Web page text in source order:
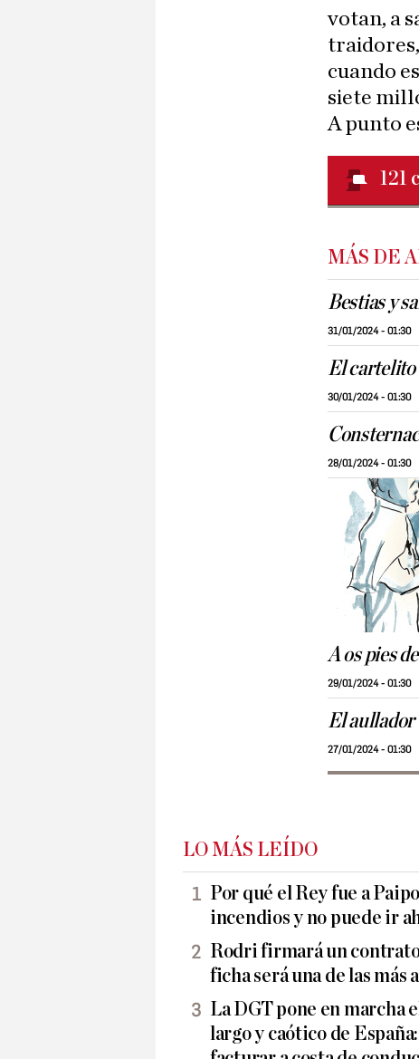
votan, a
cuando
siete
A punto
121
MÁS DE
Bestias y
31/01/2024 - 01:30
El cartelito
30/01/2024 - 01:30
28/01/2024 - 01:30
A os pies
29/01/2024 - 01:30
El aullador
27/01/2024 - 01:30
LO MÁS LEÍDO
Por qué el Rey fue a
incendios y no puede ir
Rodri firmará un
ficha será una de las más
La DGT pone en marcha
largo y caótico de